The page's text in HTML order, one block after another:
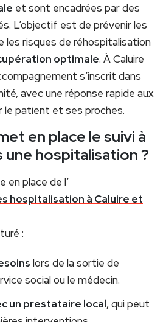
et sont encadrées par des
L’objectif est de prévenir les
les risques de réhospitalisation
optimale. À Caluire
s’inscrit dans
avec une réponse rapide aux
le patient et ses proches.
en place le suivi à
une hospitalisation ?
en place de l’
hospitalisation à Caluire et
:
lors de la sortie de
social ou le médecin.
un prestataire local, qui peut